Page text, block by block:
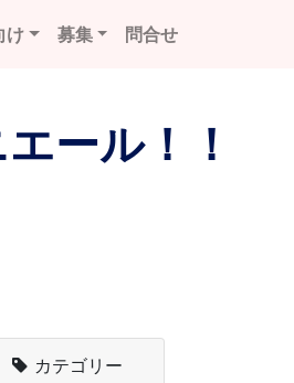
け 募集 問合せ
ール！！
カテゴリー